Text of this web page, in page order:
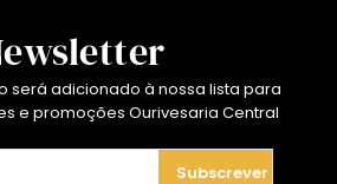
será adicionado à nossa lista para
e promoções Ourivesaria Central
Subscrever